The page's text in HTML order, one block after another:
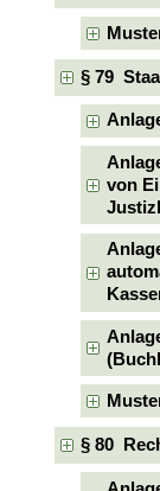
§ 79
von
§ 80